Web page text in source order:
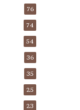
76
74
54
36
35
25
23